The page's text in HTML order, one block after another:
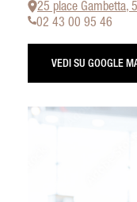
25 place Gambetta,
02 43 00 95 46
VEDI SU GOOGLE